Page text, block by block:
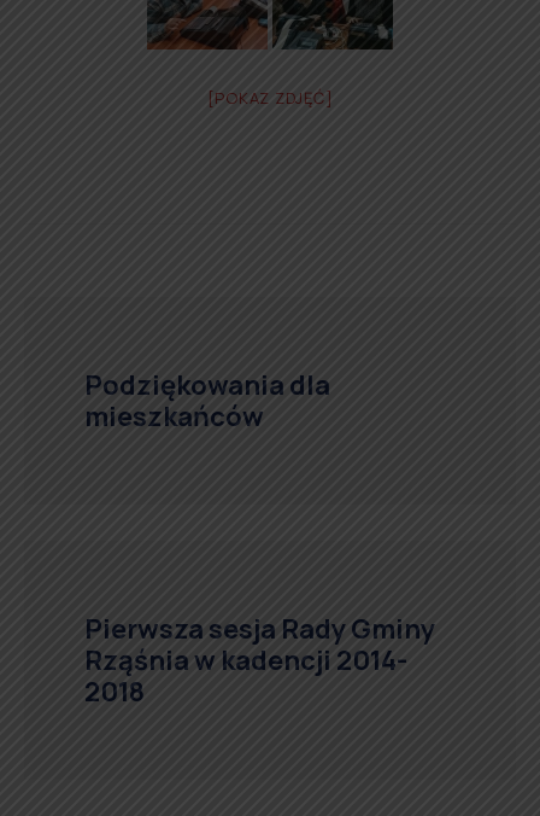
[POKAZ ZDJĘĆ]
Podziękowania dla
mieszkańców
Pierwsza sesja Rady Gminy
Rząśnia w kadencji 2014-
2018